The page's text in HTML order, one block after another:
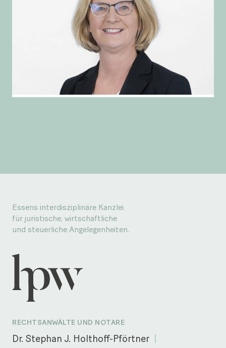
Essens interdisziplinäre Kanzlei
für juristische, wirtschaftliche
und steuerliche Angelegenheiten.
RECHTSANWÄLTE UND NOTARE
Dr. Stephan J. Holthoff-Pförtner